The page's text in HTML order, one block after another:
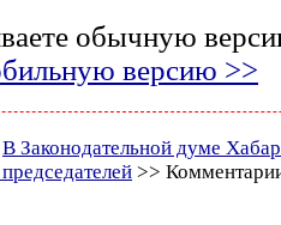
обычную
версию >>
В Законодательной думе
>>